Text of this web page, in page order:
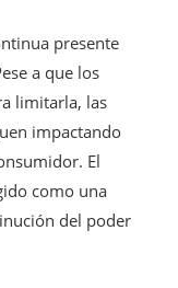
presente
a que los
limitarla, las
impactando
El
como una
del poder